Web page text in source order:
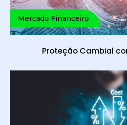
Mercado Financeiro
Proteção Cambial